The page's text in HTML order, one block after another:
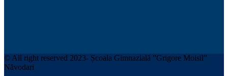
© All right reserved 2023- Școala Gimnazială ”Grigore Moisil”
Năvodari